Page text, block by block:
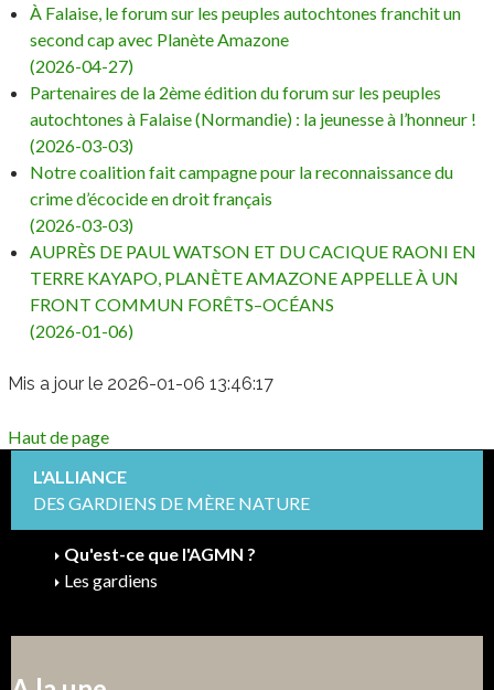
À Falaise, le forum sur les peuples autochtones franchit un
second cap avec Planète Amazone
(2026-04-27)
Partenaires de la 2ème édition du forum sur les peuples
autochtones à Falaise (Normandie) : la jeunesse à l’honneur !
(2026-03-03)
Notre coalition fait campagne pour la reconnaissance du
crime d’écocide en droit français
(2026-03-03)
AUPRÈS DE PAUL WATSON ET DU CACIQUE RAONI EN
TERRE KAYAPO, PLANÈTE AMAZONE APPELLE À UN
FRONT COMMUN FORÊTS–OCÉANS
(2026-01-06)
Mis a jour le 2026-01-06 13:46:17
Haut de page
L'ALLIANCE
DES GARDIENS DE MÈRE NATURE
Qu'est-ce que l'AGMN ?
Les gardiens